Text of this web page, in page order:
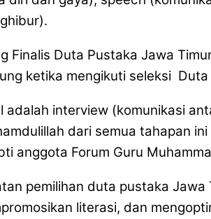
ketika mengikuti seleksi
interview (komunikasi
dari semua tahapan
anggota Forum Guru
pemilihan duta pustaka
literasi, dan